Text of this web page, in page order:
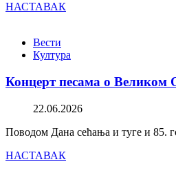
НАСТАВАК
Вести
Култура
Концерт песама о Великом
22.06.2026
Поводом Дана сећања и туге и 85.
НАСТАВАК